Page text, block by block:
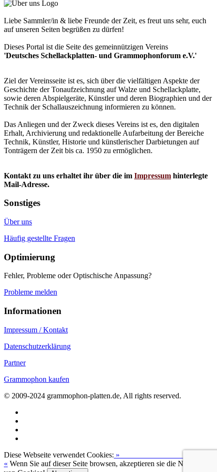
Liebe Sammler/in & liebe Freunde der Zeit, es freut uns sehr, euch
auf unseren Seiten begrüßen zu dürfen!
Dieses Portal ist die Seite des gemeinnützigen Vereins
'Deutsches Schellackplatten- und Grammophonforum e.V.'
Ziel der Vereinsseite ist es, sich über die vielfältigen Aspekte der
Geschichte der Tonaufzeichnung auf Walze und Schellackplatte,
sowie deren Abspielgeräte, Künstler und deren Biographien und der
Technik der Schallauszeichnung informieren zu können.
Das Anliegen und der Zweck dieses Vereins ist es, den digitalen
Erhalt, Archivierung und redaktionelle Aufarbeitung der Bereiche
Technik, Künstler, Historie und künstlerischer Darbietungen auf
Tonträgern der Zeit bis ca. 1950 zu ermöglichen.
Kontakt zu uns erhaltet ihr über die im Impressum hinterlegte
Mail-Adresse.
Sonstiges
Über uns
Häufig gestellte Fragen
Optimierung
Fehler, Probleme oder Optischische Anpassung?
Probleme melden
Informationen
Impressum / Kontakt
Datenschutzerklärung
Partner
Grammophon kaufen
© 2009-2024 grammophon-platten.de, All rights reserved.
Diese Webseite verwendet Cookies: »
« Wenn Sie auf dieser Seite browsen, akzeptieren sie die Nutzung